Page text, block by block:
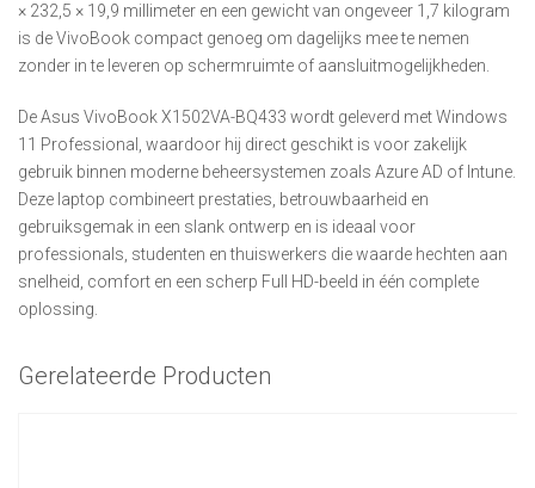
× 232,5 × 19,9 millimeter en een gewicht van ongeveer 1,7 kilogram
is de VivoBook compact genoeg om dagelijks mee te nemen
zonder in te leveren op schermruimte of aansluitmogelijkheden.
De Asus VivoBook X1502VA-BQ433 wordt geleverd met Windows
11 Professional, waardoor hij direct geschikt is voor zakelijk
gebruik binnen moderne beheersystemen zoals Azure AD of Intune.
Deze laptop combineert prestaties, betrouwbaarheid en
gebruiksgemak in een slank ontwerp en is ideaal voor
professionals, studenten en thuiswerkers die waarde hechten aan
snelheid, comfort en een scherp Full HD-beeld in één complete
oplossing.
Gerelateerde Producten